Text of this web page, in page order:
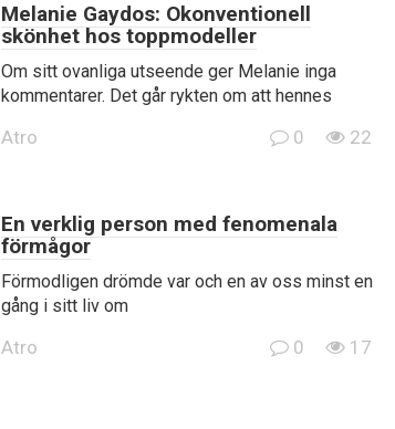
Melanie Gaydos: Okonventionell
skönhet hos toppmodeller
Om sitt ovanliga utseende ger Melanie inga
kommentarer. Det går rykten om att hennes
Atro 0 22
En verklig person med fenomenala
förmågor
Förmodligen drömde var och en av oss minst en
gång i sitt liv om
Atro 0 17